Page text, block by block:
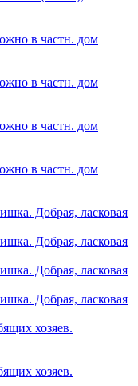
в частн. дом
в частн. дом
в частн. дом
в частн. дом
Добрая, ласковая
Добрая, ласковая
Добрая, ласковая
Добрая, ласковая
хозяев.
хозяев.